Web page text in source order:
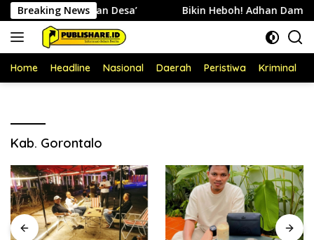
Langsung
ke
konten
Breaking News
Permohonan Desa’ Bikin Heboh! Adhan Dambea
Home Headline Nasional Daerah Peristiwa Kriminal
Kab. Gorontalo